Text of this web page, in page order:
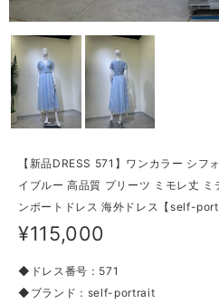
【新品DRESS 571】ワンカラー シフ
イブルー 高品質 プリーツ ミモレ丈
ンポートドレス 海外ドレス【self-
¥115,000
◆ドレス番号：571
◆ブランド：self-portrait